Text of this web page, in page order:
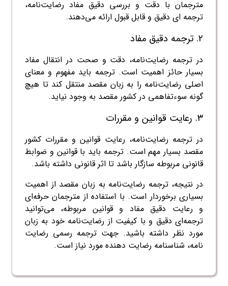
مترجمان با دقت و بررسی دقیق مفاد رضایت‌نامه،
ترجمه ای دقیق و قابل قبول ارائه می‌دهند.
۲. ترجمه دقیق مفاد
در ترجمه رضایت‌نامه، دقت و صحت در انتقال مفاد
بسیار حائز اهمیت است. ترجمه باید مفهوم و معنای
اصلی رضایت‌نامه را به زبان مقصد منتقل کند تا هیچ
گونه سوءتفاهمی در کشور مقصد به وجود نیاید.
۳. رعایت قوانین و مقررات
در ترجمه رضایت‌نامه، رعایت قوانین و مقررات کشور
مقصد بسیار مهم است. ترجمه باید با قوانین و ضوابط
قانونی مربوطه سازگار باشد تا اثر قانونی داشته باشد.
در نتیجه، ترجمه رضایت‌نامه به زبان مقصد از اهمیت
بسیاری برخوردار است. با استفاده از مترجمان حرفه‌ای
و رعایت دقیق مفاد و قوانین مربوطه، می‌توانید
ترجمه‌ای دقیق و با کیفیت از رضایت‌نامه خود به زبان
مورد نظر داشته باشید. جهت ترجمه رسمی رضایت
نامه، شناسنامه رضایت دهنده مورد نیاز است.